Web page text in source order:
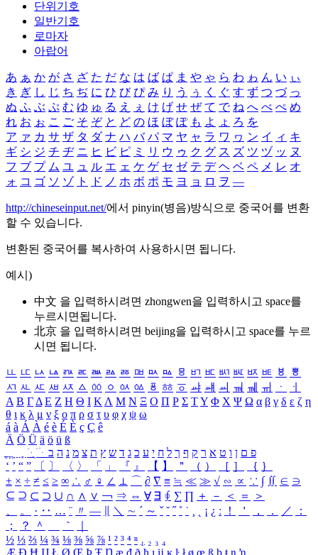
단위기호
일반기호
로마자
아랍어
あ ぁ か が さ ざ た だ な は ば ぱ ま や ゃ ら わ ゎ ん い ぃ
き ぎ し じ ち ぢ に ひ び ぴ み り う ぅ く ぐ す ず つ づ っ
ぬ ふ ぶ ぷ む ゆ ゅ る え ぇ け げ せ ぜ て で ね へ べ ぺ め
れ お ぉ こ ご そ ぞ と ど の ほ ぼ ぽ も よ ょ ろ を
ア ァ カ サ ザ タ ダ ナ ハ バ パ マ ヤ ャ ラ ワ ヮ ン イ ィ キ
ギ シ ジ チ ヂ ニ ヒ ビ ピ ミ リ ウ ゥ ク グ ス ズ ツ ヅ ッ ヌ
フ ブ プ ム ユ ュ ル エ ェ ケ ゲ セ ゼ テ デ ヘ ベ ペ メ レ オ
ォ コ ゴ ソ ゾ ト ド ノ ホ ボ ポ モ ヨ ョ ロ ヲ ―
http://chineseinput.net/에서 pinyin(병음)방식으로 중국어를 변환
할 수 있습니다.
변환된 중국어를 복사하여 사용하시면 됩니다.
예시)
中文 을 입력하시려면 zhongwen을 입력하시고 space를
누르시면됩니다.
北京 을 입력하시려면 beijing을 입력하시고 space를 누르
시면 됩니다.
ㅥ ㅦ ㅧ ㅨ ㅩ ㅪ ㅫ ㅬ ㅭ ㅮ ㅯ ㅰ ㅱ ㅲ ㅳ ㅴ ㅵ ㅶ ㅷ ㅸ
ㅹ
ㅺ ㅻ ㅼ ㅽ ㅾ ㅿ ㆀ ㆁ ㆂ ㆃ ㆄ ㆅ ㆆ ㆇ ㆈ ㆉ ㆊ ㆋ ㆌ ㆍ
ㆎ
Α Β ΓΔ Ε Ζ Η Θ Ι ΚΛ Μ Ν Ξ Ο Π Ρ Σ ΤΥ Φ Χ Ψ Ω α β γ δ ε ζ η
θ ι κ λ μ ν ξ ο π ρ σ τ υ φ χ ψ ω
á à Á À é è É È ç Ç ê
Ä Ö Ü ä ö ü ß
ִֶֹ ֻּ ׁׂ פ ם ן ו ט א ר ק ף ך ל ח י ע כ ג ד ש ץ ת צ מ נ ה ב
‘ ’ “ ” 〔 〕 〈 〉 「 」 『 』 【 】 ＂ （ ） ［ ］ ｛ ｝
± × ÷ ≠ ≤ ≥ ∞ ∴ ♂ ♀ ∠ ⊥ ⌒ ∂ ∇ ≡ ≒ ≪ ≫ √ ∽ ∝ ∵ ∫ ∬ ∈ ∋
⊆ ⊇ ⊂ ⊃ ∪ ∩ ∧ ∨ ￢ ⇒ ⇔ ∀ ∃ ∮ ∑ ∏ ＋ － ＜ ＝
＞
、
。 · ‥ … ¨ 〃 ― ＼ ∼ ´ ～ ˇ ˘ ˝ ˚ ˙ ¸ ¡ ¿ ː ！ ＇ ， ． ／
：
；
？ ＾ ｀
½ ⅓ ⅔ ¼ ¾ ⅛ ⅜ ⅝ ⅞ ¹ ² ³ ⁴ ⁿ ₁ ₂ ₃ ₄